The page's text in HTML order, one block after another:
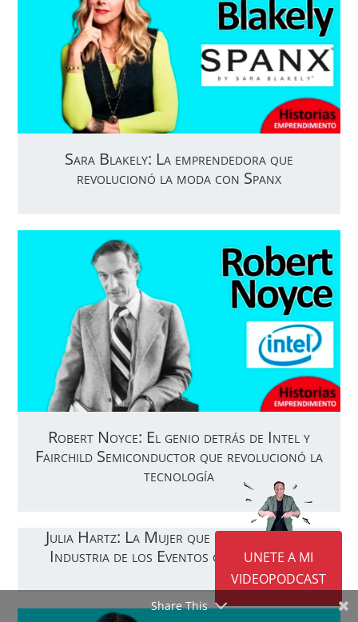
UNETE A MI
VIDEOPODCAST
Sara Blakely: La emprendedora que
revolucionó la moda con Spanx
Robert Noyce: El genio detrás de Intel y
Fairchild Semiconductor que revolucionó la
tecnología
Julia Hartz: La Mujer que Revolucionó la
Industria de los Eventos con Eventbrite
Share This